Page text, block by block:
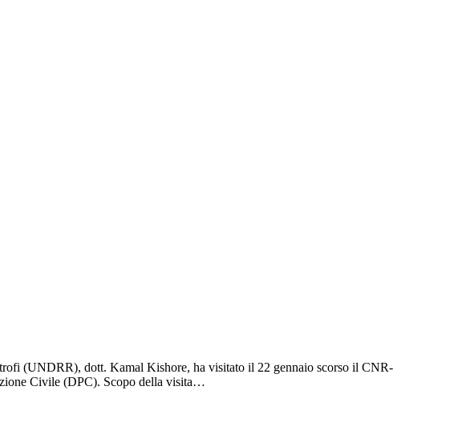
(UNDRR), dott. Kamal Kishore, ha visitato il 22 gennaio scorso il CNR-
Civile (DPC). Scopo della visita…